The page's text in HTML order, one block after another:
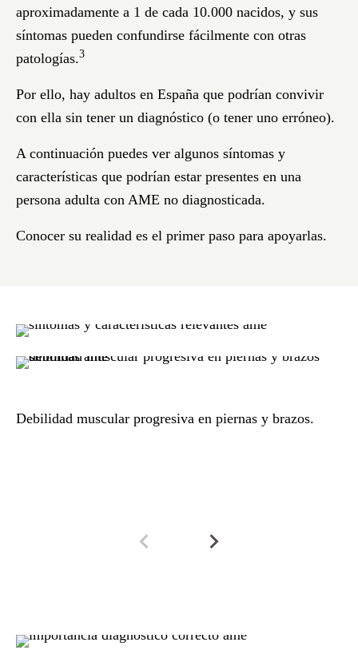
aproximadamente a 1 de cada 10.000 nacidos, y sus
síntomas pueden confundirse fácilmente con otras
patologías.3
Por ello, hay adultos en España que podrían convivir
con ella sin tener un diagnóstico (o tener uno erróneo).
A continuación puedes ver algunos síntomas y
características que podrían estar presentes en una
persona adulta con AME no diagnosticada.
Conocer su realidad es el primer paso para apoyarlas.
Debilidad muscular progresiva en piernas y brazos.